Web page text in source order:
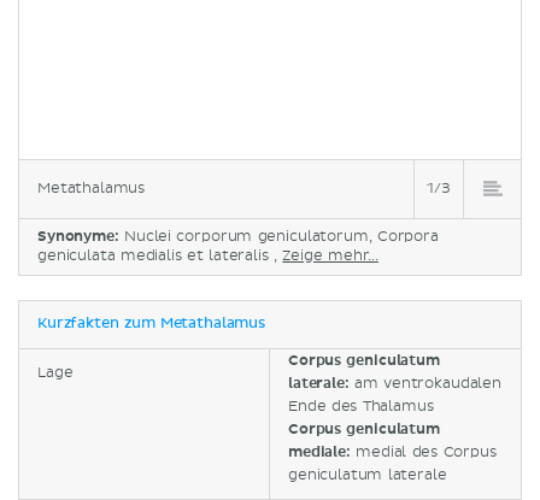
Metathalamus 1/3
Synonyme: Nuclei corporum geniculatorum, Corpora
geniculata medialis et lateralis ,Zeige mehr...
Kurzfakten zum Metathalamus
Lage
Corpus geniculatum
laterale: am ventrokaudalen
Ende des Thalamus
Corpus geniculatum
mediale: medial des Corpus
geniculatum laterale